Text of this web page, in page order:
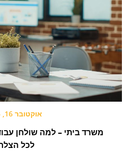
אוקטובר 16, 2025
משרד ביתי – למה שולחן
לכל